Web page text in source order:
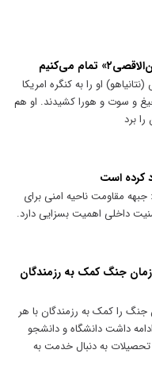
می‌کنیم
او را به کنگره امریکا
و سوت و هورا کشیدند. او هم
کرده است
مقاومت ناحیه امنی برای
داخلی اهمیت بسزایی دارد.
جنگ کمک به رزمندگان
را کمک به رزمندگان با هر
داشت دانشگاه و دانشجو
تحصیلات به دنبال خدمت به